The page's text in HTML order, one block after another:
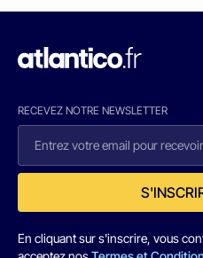
RECEVEZ NOTRE NEWSLETTER
En cliquant sur s'inscrire, vous